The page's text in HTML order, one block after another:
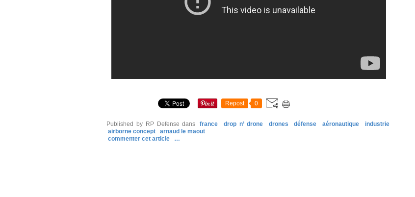
Repost 0
Published by RP Defense dans france drop n’ drone drones défense aéronautique
industrie
airborne concept
arnaud le maout
commenter cet article
…